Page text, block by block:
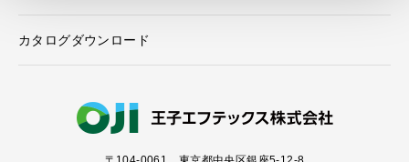
カタログダウンロード